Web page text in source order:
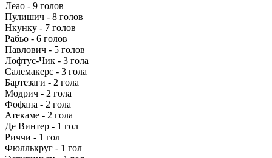
Леао - 9 голов
Пулишич - 8 голов
Нкунку - 7 голов
Рабьо - 6 голов
Павлович - 5 голов
Лофтус-Чик - 3 гола
Салемакерс - 3 гола
Бартезаги - 2 гола
Модрич - 2 гола
Фофана - 2 гола
Атекаме - 2 гола
Де Винтер - 1 гол
Риччи - 1 гол
Фюллькруг - 1 гол